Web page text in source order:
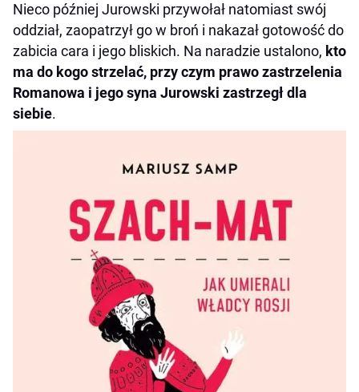
Nieco później Jurowski przywołał natomiast swój
oddział, zaopatrzył go w broń i nakazał gotowość do
zabicia cara i jego bliskich. Na naradzie ustalono, kto
ma do kogo strzelać, przy czym prawo zastrzelenia
Romanowa i jego syna Jurowski zastrzegł dla
siebie.